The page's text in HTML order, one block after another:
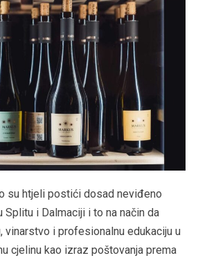
su htjeli postići dosad neviđeno
i Dalmaciji i to na način da
vinarstvo i profesionalnu edukaciju u
cjelinu kao izraz poštovanja prema